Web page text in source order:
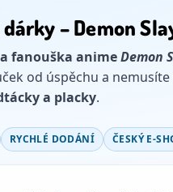
– Demon
fanouška animeDemon
od úspěchu a
a placky.
RYCHLÉ DODÁNÍ ČESKÝ E-